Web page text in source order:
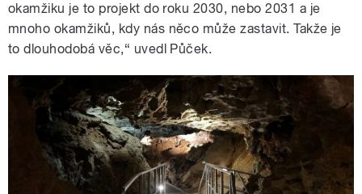
okamžiku je to projekt do roku 2030, nebo 2031 a je
mnoho okamžiků, kdy nás něco může zastavit. Takže je
to dlouhodobá věc,“ uvedl Půček.